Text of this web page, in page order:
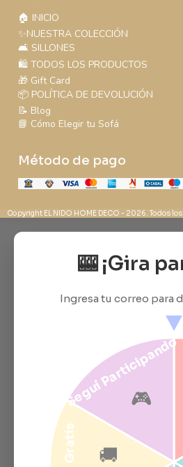
🏠 INICIO
✨NUESTRA COLECCIÓN
🛋️ SILLONES
🛍️ TODOS LOS PRODUCTOS
🎁 Gift Card
📦 POLÍTICA DE DEVOLUCIÓN
📝 Blog
📘 Cómo Elegir tu Sofá
Método de pago
Copyright EL NIDO HOME DECO - 2026. Todos
🎰 ¡Gira
Ingresa tu correo para
🚚
Seguí Participando
🎮